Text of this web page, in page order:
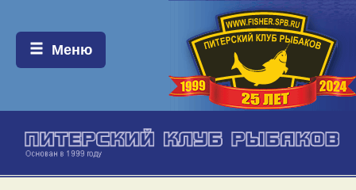
Меню:
Меню